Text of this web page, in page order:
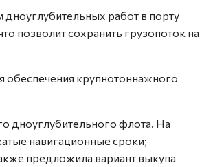
работ в порту
позволит сохранить грузопоток на
обеспечения крупнотоннажного
дноуглубительного флота. На
навигационные сроки;
предложила вариант выкупа